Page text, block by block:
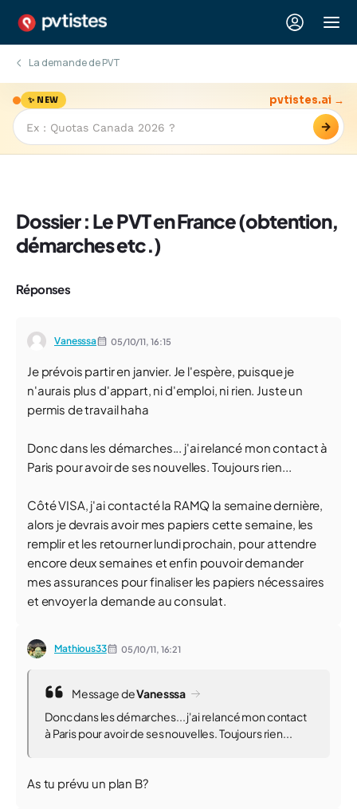
La demande de PVT
✨ NEW
→
pvtistes.ai →
Dossier : Le PVT en France (obtention,
démarches etc.)
Réponses
Vanesssa 05/10/11, 16:15
Je prévois partir en janvier. Je l'espère, puisque je
n'aurais plus d'appart, ni d'emploi, ni rien. Juste un
permis de travail haha
Donc dans les démarches... j'ai relancé mon contact à
Paris pour avoir de ses nouvelles. Toujours rien...
Côté VISA, j'ai contacté la RAMQ la semaine dernière,
alors je devrais avoir mes papiers cette semaine, les
remplir et les retourner lundi prochain, pour attendre
encore deux semaines et enfin pouvoir demander
mes assurances pour finaliser les papiers nécessaires
et envoyer la demande au consulat.
Mathious33 05/10/11, 16:21
Message deVanesssa
Donc dans les démarches... j'ai relancé mon contact
à Paris pour avoir de ses nouvelles. Toujours rien...
As tu prévu un plan B?